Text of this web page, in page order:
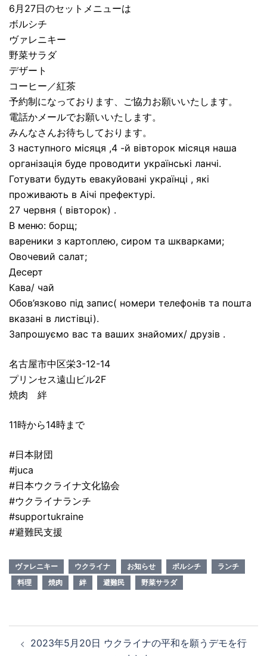
6月27日のセットメニューは
ボルシチ
ヴァレニキー
野菜サラダ
デザート
コーヒー／紅茶
予約制になっております、ご協力お願いいたします。
電話かメールでお願いいたします。
みんなさんお待ちしております。
З наступного місяця ,4 -й вівторок місяця наша
організація буде проводити українські ланчі.
Готувати будуть евакуйовані українці , які
проживають в Аічі префектурі.
27 червня ( вівторок) .
В меню: борщ;
вареники з картоплею, сиром та шкварками;
Овочевий салат;
Десерт
Кава/ чай
Обов’язково під запис( номери телефонів та пошта
вказані в листівці).
Запрошуємо вас та ваших знайомих/ друзів .
名古屋市中区栄3-12-14
プリンセス遠山ビル2F
焼肉 絆
11時から14時まで
#日本財団
#juca
#日本ウクライナ文化協会
#ウクライナランチ
#supportukraine
#避難民支援
ヴァレニキー ウクライナ お知らせ ボルシチ
ランチ
料理
焼肉 絆 避難民 野菜サラダ
稿
2023年5月20日 ウクライナの平和を願うデモを行